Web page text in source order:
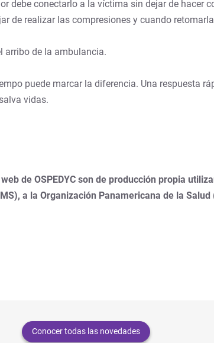
debe conectarlo a la víctima sin dejar de hacer
de realizar las compresiones y cuando
arribo de la ambulancia.
puede marcar la diferencia. Una respuesta
vidas.
de OSPEDYC son de producción propia
a la Organización Panamericana de la Salud
Conocer todas las novedades